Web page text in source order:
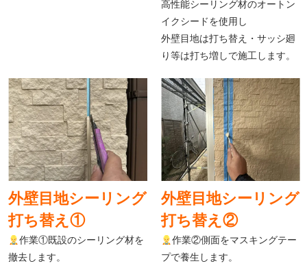
高性能シーリング材のオートン
イクシードを使用し
外壁目地は打ち替え・サッシ廻
り等は打ち増しで施工します。
外壁目地シーリング
打ち替え①
作業①既設のシーリング材を
撤去します。
外壁目地シーリング
打ち替え②
作業②側面をマスキングテー
プで養生します。